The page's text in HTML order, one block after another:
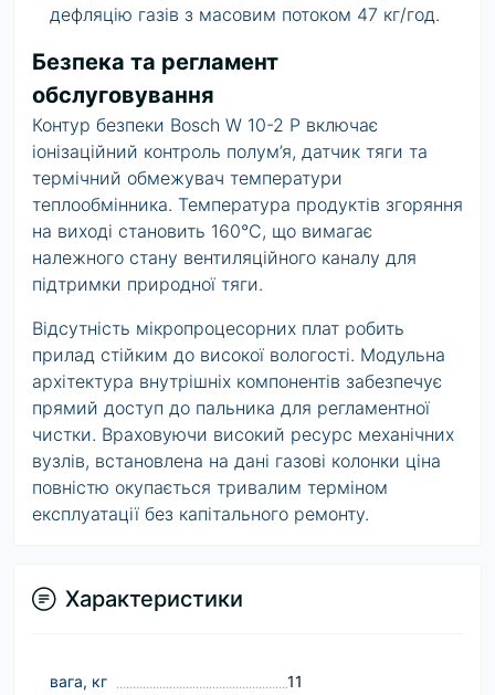
дефляцію газів з масовим потоком 47 кг/год.
Безпека та регламент
обслуговування
Контур безпеки Bosch W 10-2 P включає
іонізаційний контроль полум’я, датчик тяги та
термічний обмежувач температури
теплообмінника. Температура продуктів згоряння
на виході становить 160°C, що вимагає
належного стану вентиляційного каналу для
підтримки природної тяги.
Відсутність мікропроцесорних плат робить
прилад стійким до високої вологості. Модульна
архітектура внутрішніх компонентів забезпечує
прямий доступ до пальника для регламентної
чистки. Враховуючи високий ресурс механічних
вузлів, встановлена на дані газові колонки ціна
повністю окупається тривалим терміном
експлуатації без капітального ремонту.
Характеристики
вага, кг 11